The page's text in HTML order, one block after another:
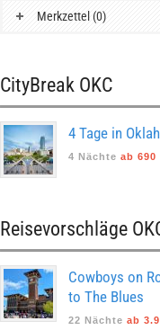
Merkzettel (0)
CityBreak OKC
4 Tage in
4 Nächte ab 690
Reisevorschläge
Cowboys on
to The Blues
22 Nächte ab